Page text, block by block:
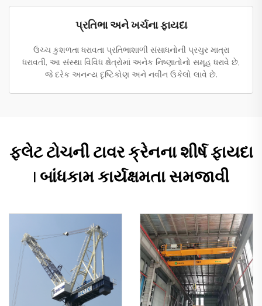
પ્રતિભા અને ખર્ચના ફાયદા
ઉચ્ચ કુશળતા ધરાવતા પ્રતિભાશાળી સંસાધનોની પ્રચુર માત્રા
ધરાવતી, આ સંસ્થા વિવિધ ક્ષેત્રોમાં અનેક નિષ્ણાતોનો સમૂહ ધરાવે છે,
જે દરેક અનન્ય દૃષ્ટિકોણ અને નવીન ઉકેલો લાવે છે.
ફ્લેટ ટોચની ટાવર ક્રેનના શીર્ષ ફાયદા
| બાંધકામ કાર્યક્ષમતા સમજાવી